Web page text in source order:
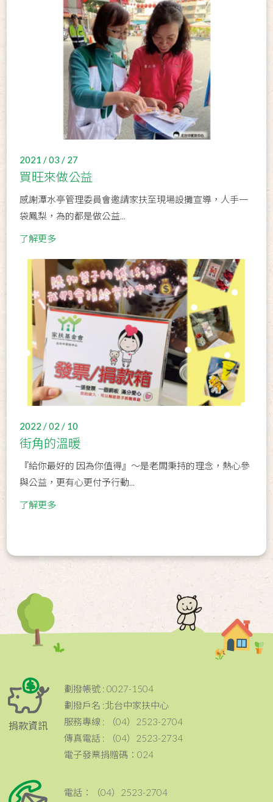
2021 / 03 / 27
買旺來做公益
感謝潭水亭管理委員會邀請家扶至現場設攤宣導，人手一
袋鳳梨，為的都是做公益...
了解更多
2022 / 02 / 10
街角的溫暖
『給你最好的 因為你值得』～是老闆秉持的理念，熱心參
與公益，更有心更付予行動...
了解更多
捐款資訊
劃撥帳號 : 0027-1504
劃撥戶名 :北台中家扶中心
服務專線 : （04）2523-2704
傳真電話 : （04）2523-2734
電子發票捐贈碼：024
電話：（04）2523-2704